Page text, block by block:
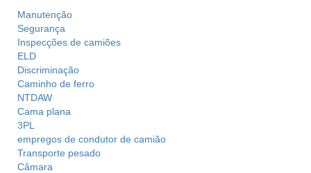
Manutenção
Segurança
Inspecções de camiões
ELD
Discriminação
Caminho de ferro
NTDAW
Cama plana
3PL
empregos de condutor de camião
Transporte pesado
Câmara